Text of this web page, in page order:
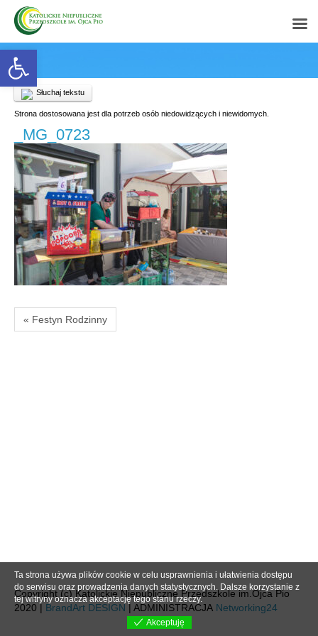
Open toolbar
Słuchaj tekstu
Strona dostosowana jest dla potrzeb osób niedowidzących i niewidomych.
_MG_0723
« Festyn Rodzinny
Copyright (c) Katolickie Niepubliczne Przedszkole im.Ojca Pio
2020 | BrandArt DESIGN | ADMINISTRACJA Networking24
Ta strona używa plików cookie w celu usprawnienia i ułatwienia dostępu
do serwisu oraz prowadzenia danych statystycznych. Dalsze korzystanie z
tej witryny oznacza akceptację tego stanu rzeczy.
Akceptuję